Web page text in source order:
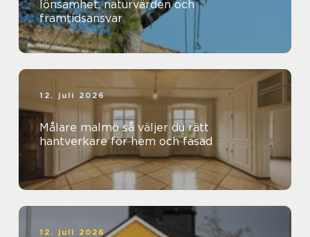
lönsamhet, naturvärden och
framtidsansvar
12. juli 2026
Målare malmö så väljer du rätt
hantverkare för hem och fasad
12. juli 2026